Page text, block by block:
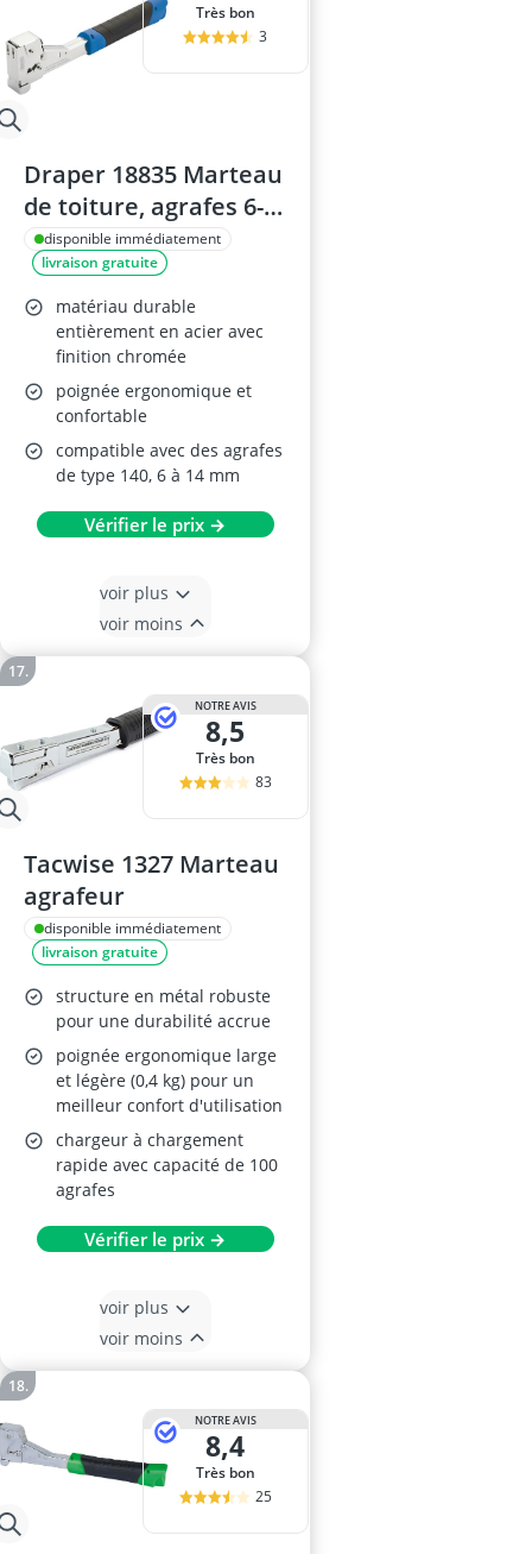
Très bon
3
Draper 18835 Marteau
de toiture, agrafes 6-
14 mm
disponible immédiatement
livraison gratuite
matériau durable
entièrement en acier avec
finition chromée
poignée ergonomique et
confortable
compatible avec des agrafes
de type 140, 6 à 14 mm
Vérifier le prix →
voir plus
voir moins
NOTRE AVIS
8,5
Très bon
83
Tacwise 1327 Marteau
agrafeur
disponible immédiatement
livraison gratuite
structure en métal robuste
pour une durabilité accrue
poignée ergonomique large
et légère (0,4 kg) pour un
meilleur confort d'utilisation
chargeur à chargement
rapide avec capacité de 100
agrafes
Vérifier le prix →
voir plus
voir moins
NOTRE AVIS
8,4
Très bon
25